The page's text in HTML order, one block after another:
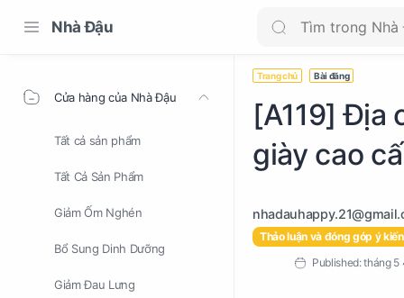
Nhà Đậu
Cửa hàng của Nhà Đậu
Tất cả sản phẩm
Tất Cả Sản Phẩm
Giảm Ốm Nghén
Bổ Sung Dinh Dưỡng
Giảm Đau Lưng
Trang chủ Bài đăng
[A119] Địa
giày cao
Thảo luận và đóng góp ý